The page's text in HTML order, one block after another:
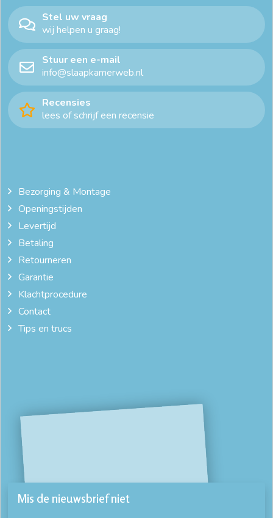
Stel uw vraag
wij helpen u graag!
Stuur een e-mail
info@slaapkamerweb.nl
Recensies
lees of schrijf een recensie
Bezorging & Montage
Openingstijden
Levertijd
Betaling
Retourneren
Garantie
Klachtprocedure
Contact
Tips en trucs
Mis de nieuwsbrief niet